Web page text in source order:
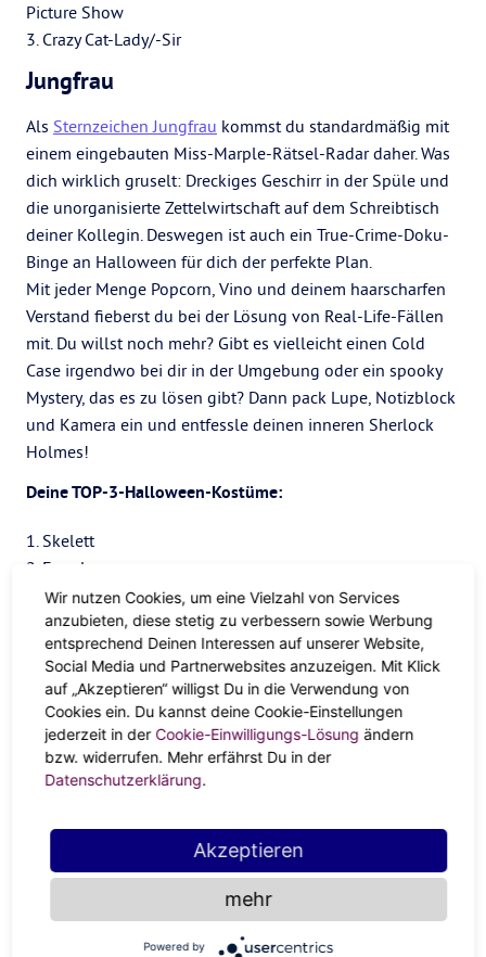
Picture Show
3. Crazy Cat-Lady/-Sir
Jungfrau
Als Sternzeichen Jungfrau kommst du standardmäßig mit
einem eingebauten Miss-Marple-Rätsel-Radar daher. Was
dich wirklich gruselt: Dreckiges Geschirr in der Spüle und
die unorganisierte Zettelwirtschaft auf dem Schreibtisch
deiner Kollegin. Deswegen ist auch ein True-Crime-Doku-
Binge an Halloween für dich der perfekte Plan.
Mit jeder Menge Popcorn, Vino und deinem haarscharfen
Verstand fieberst du bei der Lösung von Real-Life-Fällen
mit. Du willst noch mehr? Gibt es vielleicht einen Cold
Case irgendwo bei dir in der Umgebung oder ein spooky
Mystery, das es zu lösen gibt? Dann pack Lupe, Notizblock
und Kamera ein und entfessle deinen inneren Sherlock
Holmes!
Deine TOP-3-Halloween-Kostüme:
1. Skelett
2. Engel
3. Super-Held/in
Waage
Wir nutzen Cookies, um eine Vielzahl von Services
anzubieten, diese stetig zu verbessern sowie Werbung
entsprechend Deinen Interessen auf unserer Website,
Social Media und Partnerwebsites anzuzeigen. Mit Klick
auf „Akzeptieren“ willigst Du in die Verwendung von
Cookies ein. Du kannst deine Cookie-Einstellungen
jederzeit in der Cookie-Einwilligungs-Lösung ändern
bzw. widerrufen. Mehr erfährst Du in der
Datenschutzerklärung.
Akzeptieren
mehr
Powered by